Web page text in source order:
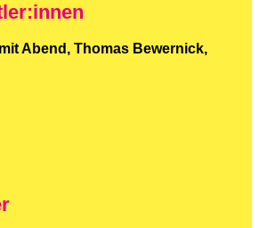
Abend, Thomas Bewernick,